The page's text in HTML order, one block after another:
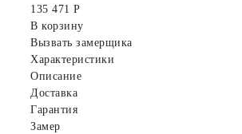
135 471 Р
В корзину
Вызвать замерщика
Характеристики
Описание
Доставка
Гарантия
Замер